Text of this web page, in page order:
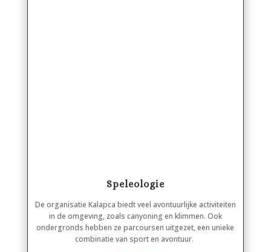
Speleologie
De organisatie Kalapca biedt veel avontuurlijke activiteiten
in de omgeving, zoals canyoning en klimmen. Ook
ondergronds hebben ze parcoursen uitgezet, een unieke
combinatie van sport en avontuur.